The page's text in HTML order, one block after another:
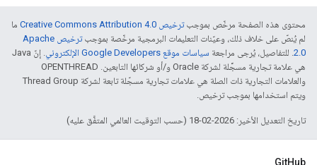
محتوى هذه الصفحة مرخّص بموجبترخيص Creative Commons Attribution 4.0‏
ما
لم يُنصّ على خلاف ذلك، وعيّنات التعليمات البرمجية مرخّصة بموجب
ترخيص Apache
2.0‏. للتفاصيل، يُرجى مراجعة سياسات موقع Google Developers الإلكتروني
. إنّ Java
هي علامة تجارية مسجَّلة لشركة Oracle و/أو شركائها التابعين. ‫OPENTHREAD
والعلامات التجارية ذات الصلة هي علامات تجارية مسجّلة تابعة لشركة Thread Group
ويتم استخدامها بموجب ترخيص.
تاريخ التعديل الأخير: 2026-02-18 (حسب التوقيت العالمي المتفَّق عليه)
GitHub